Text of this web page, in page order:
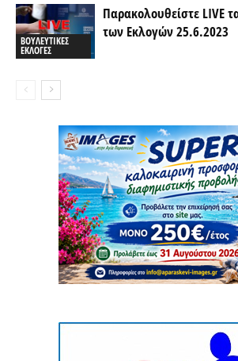
ΒΟΥΛΕΥΤΙΚΕΣ
ΕΚΛΟΓΕΣ
Παρακολουθείστε LIVE
των Εκλογών 25.6.2023